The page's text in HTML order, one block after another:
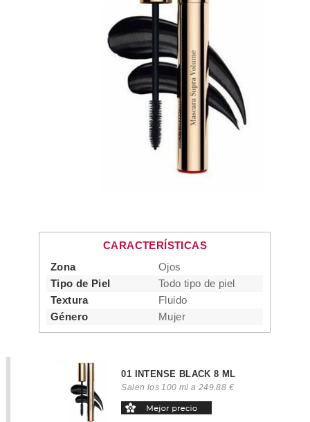
CARACTERÍSTICAS
Zona
Ojos
Tipo de Piel
Todo tipo de piel
Textura
Fluido
Género
Mujer
01 INTENSE BLACK 8 ML
Salen los 100 ml a 249.88 €